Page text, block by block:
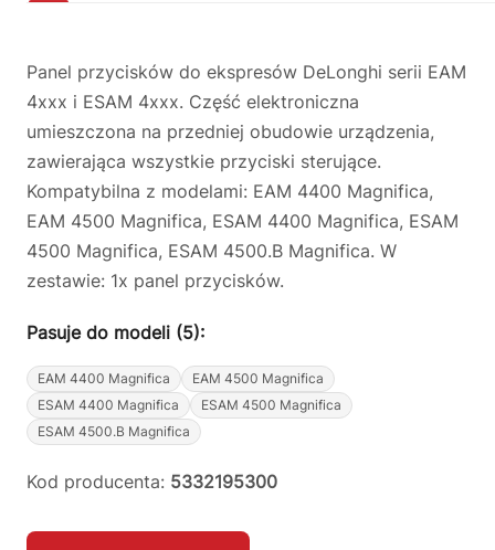
Panel przycisków do ekspresów DeLonghi serii EAM
4xxx i ESAM 4xxx. Część elektroniczna
umieszczona na przedniej obudowie urządzenia,
zawierająca wszystkie przyciski sterujące.
Kompatybilna z modelami: EAM 4400 Magnifica,
EAM 4500 Magnifica, ESAM 4400 Magnifica, ESAM
4500 Magnifica, ESAM 4500.B Magnifica. W
zestawie: 1x panel przycisków.
Pasuje do modeli (5):
EAM 4400 Magnifica
EAM 4500 Magnifica
ESAM 4400 Magnifica
ESAM 4500 Magnifica
ESAM 4500.B Magnifica
Kod producenta: 5332195300